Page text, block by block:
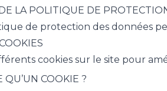
LA POLITIQUE DE
de protection des données
cookies sur le site pour
QU’UN COOKIE ?